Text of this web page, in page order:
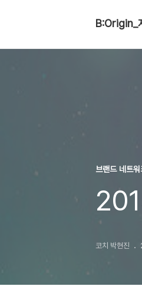
브랜드 네트
코치 박현진